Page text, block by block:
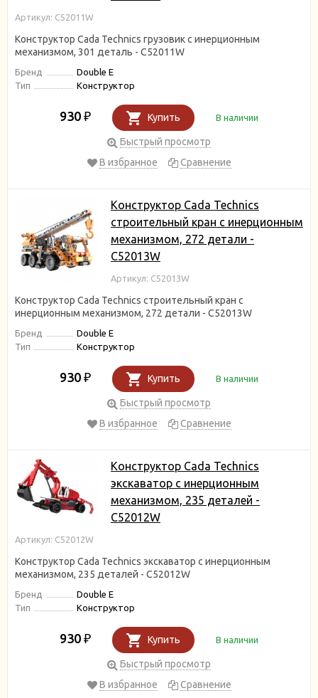
Артикул: C52011W
Конструктор Cada Technics грузовик c инерционным
механизмом, 301 деталь - C52011W
Бренд
Double E
Тип
Конструктор
930 ₽ Купить В наличии
Быстрый просмотр
В избранное
Сравнение
Конструктор Cada Technics
строительный кран c инерционным
механизмом, 272 детали -
C52013W
Артикул: C52013W
Конструктор Cada Technics строительный кран c
инерционным механизмом, 272 детали - C52013W
Бренд
Double E
Тип
Конструктор
930 ₽ Купить В наличии
Быстрый просмотр
В избранное
Сравнение
Конструктор Cada Technics
экскаватор c инерционным
механизмом, 235 деталей -
C52012W
Артикул: C52012W
Конструктор Cada Technics экскаватор c инерционным
механизмом, 235 деталей - C52012W
Бренд
Double E
Тип
Конструктор
930 ₽ Купить В наличии
Быстрый просмотр
В избранное
Сравнение